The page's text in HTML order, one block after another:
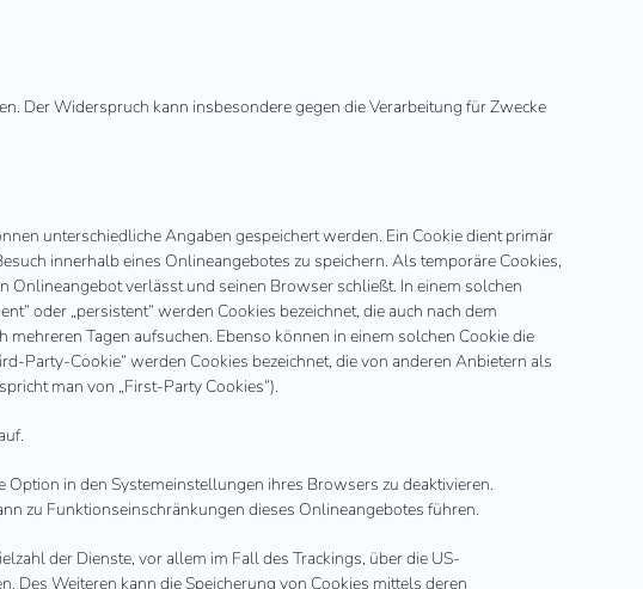
Der Widerspruch kann insbesondere gegen die Verarbeitung für Zwecke
unterschiedliche Angaben gespeichert werden. Ein Cookie dient primär
innerhalb eines Onlineangebotes zu speichern. Als temporäre Cookies,
Onlineangebot verlässt und seinen Browser schließt. In einem solchen
oder „persistent“ werden Cookies bezeichnet, die auch nach dem
Tagen aufsuchen. Ebenso können in einem solchen Cookie die
Party-Cookie“ werden Cookies bezeichnet, die von anderen Anbietern als
man von „First-Party Cookies“).
in den Systemeinstellungen ihres Browsers zu deaktivieren.
zu Funktionseinschränkungen dieses Onlineangebotes führen.
der Dienste, vor allem im Fall des Trackings, über die US-
Des Weiteren kann die Speicherung von Cookies mittels deren